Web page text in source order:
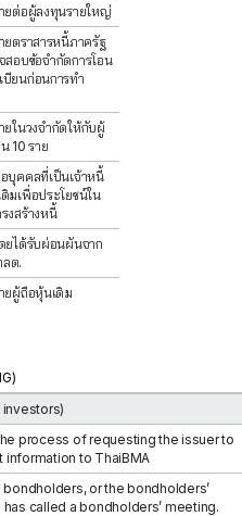
ยต่อผู้ลงทุนรายใหญ่
ยตราสารหนี้ภาครัฐ
สอบข้อจำกัดการโอน
บียนก่อนการทำ
ยในวงจำกัดให้กับผู้
10 ราย
อบุคคลที่เป็นเจ้าหนี้
มเพื่อประโยชน์ใน
งสร้างหนี้
ยได้รับผ่อนผันจาก
ลต.
ยผู้ถือหุ้นเดิม
investors)
process of requesting the issuer to
information to ThaiBMA
bondholders, or the bondholders’
called a bondholders’ meeting.